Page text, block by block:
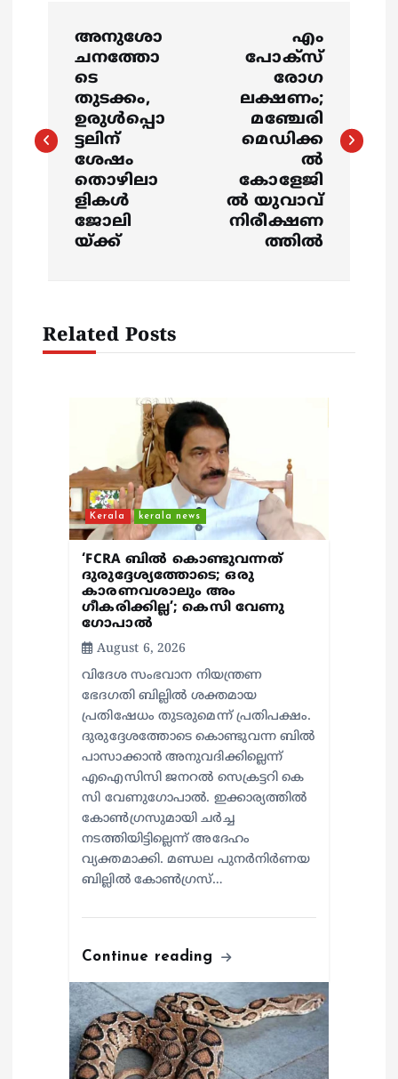
t
അനുശോ
ചനത്തോ
ടെ
തുടക്കം,
ഉരുൾപ്പൊ
ട്ടലിന്
ശേഷം
തൊഴിലാ
ളികൾ
ജോലി
യ്ക്ക്
എം
പോക്സ്
രോഗ
ലക്ഷണം;
മഞ്ചേരി
മെഡിക്ക
ല്‍
കോളേജി
ൽ യുവാവ്
നിരീക്ഷണ
ത്തിൽ
Related Posts
Kerala kerala news
‘FCRA ബിൽ കൊണ്ടുവന്നത്
ദുരുദ്ദേശ്യത്തോടെ; ഒരു
കാരണവശാലും അം​
ഗീകരിക്കില്ല’; കെസി വേണു​
ഗോപാൽ
August 6, 2026
വിദേശ സംഭവാന നിയന്ത്രണ
ഭേദഗതി ബില്ലിൽ ശക്തമായ
പ്രതിഷേധം തുടരുമെന്ന് പ്രതിപക്ഷം.
ദുരുദ്ദേശത്തോടെ കൊണ്ടുവന്ന ബിൽ
പാസാക്കാൻ അനുവദിക്കില്ലെന്ന്
എഐസിസി ജനറൽ സെക്രട്ടറി കെ
സി വേണുഗോപാൽ. ഇക്കാര്യത്തിൽ
കോൺഗ്രസുമായി ചർച്ച
നടത്തിയിട്ടില്ലെന്ന് അദേഹം
വ്യക്തമാക്കി. മണ്ഡല പുനർനിർണയ
ബില്ലിൽ കോൺഗ്രസ്…
Continue reading